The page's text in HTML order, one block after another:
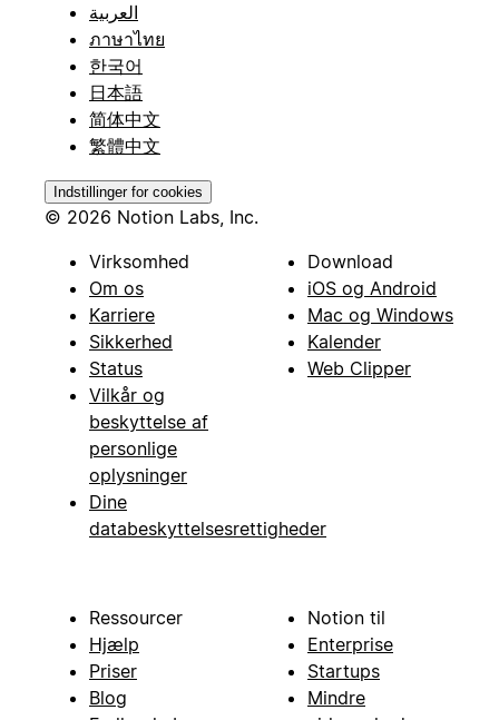
العربية
ภาษาไทย
한국어
日本語
简体中文
繁體中文
Indstillinger for cookies
© 2026 Notion Labs, Inc.
Virksomhed
Om os
Karriere
Sikkerhed
Status
Vilkår og
beskyttelse af
personlige
oplysninger
Dine
databeskyttelsesrettigheder
Download
iOS og Android
Mac og Windows
Kalender
Web Clipper
Ressourcer
Hjælp
Priser
Blog
Notion til
Enterprise
Startups
Mindre